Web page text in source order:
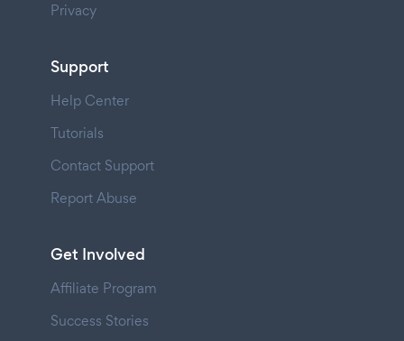
Privacy
Support
Help Center
Tutorials
Contact Support
Report Abuse
Get Involved
Affiliate Program
Success Stories